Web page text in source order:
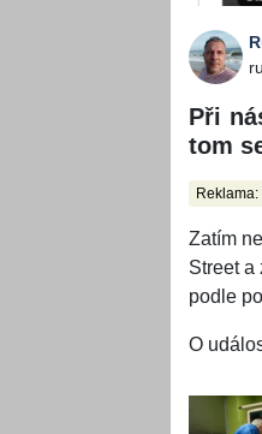
Při
tom
Reklama:
Zatím
Street a
podle
O